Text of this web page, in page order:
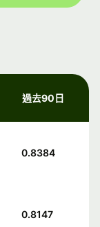
過去90日
0.8384
0.8147